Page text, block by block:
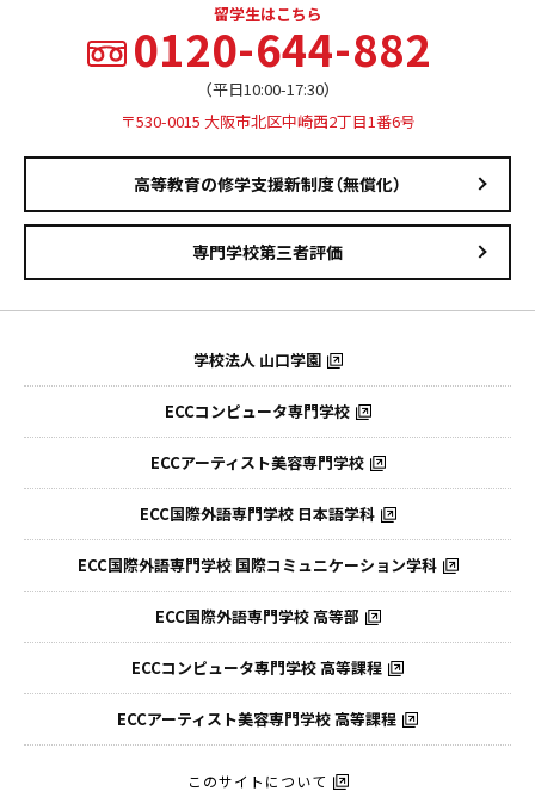
留学生はこちら
0120-644-882
（平日10:00-17:30）
〒530-0015 大阪市北区中崎西2丁目1番6号
高等教育の修学支援新制度（無償化）
専門学校第三者評価
学校法人 山口学園
ECCコンピュータ専門学校
ECCアーティスト美容専門学校
ECC国際外語専門学校 日本語学科
ECC国際外語専門学校 国際コミュニケーション学科
ECC国際外語専門学校 高等部
ECCコンピュータ専門学校 高等課程
ECCアーティスト美容専門学校 高等課程
このサイトについて